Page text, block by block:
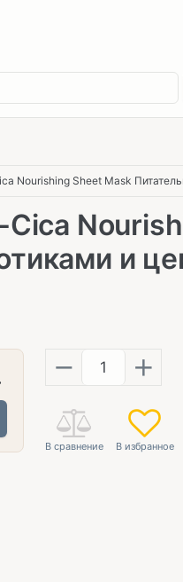
Nourishing Sheet Mask
и
− +